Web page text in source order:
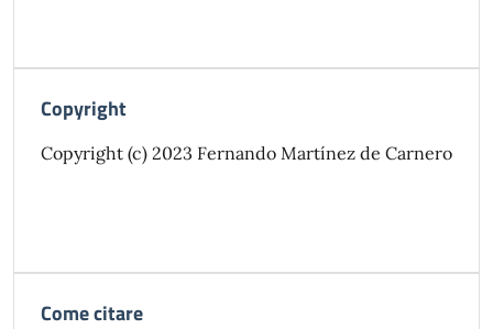
Copyright
Copyright (c) 2023 Fernando Martínez de Carnero
Come citare